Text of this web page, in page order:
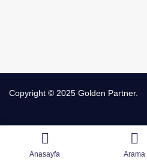
Copyright © 2025 Golden Partner.
Anasayfa Arama